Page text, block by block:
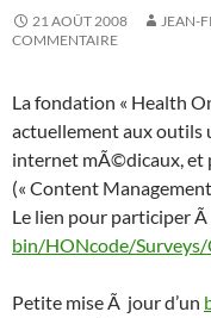
21 AOÛT 2008 JEAN-
COMMENTAIRE
La fondation « Health
actuellement aux
internet mÃ©dicaux, et
(« Content
Le lien pour participer Ã
bin/HONcode/Surveys/
Petite mise Ã jour d’un